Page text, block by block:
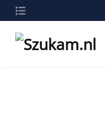
Przejdź do głównej treści